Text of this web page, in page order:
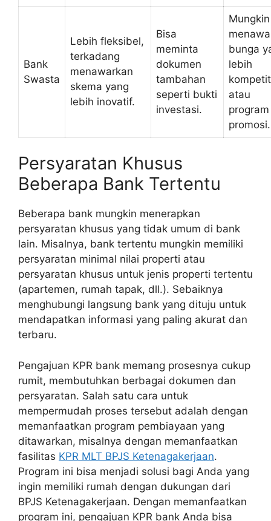
Bank
Swasta
Lebih fleksibel,
terkadang
menawarkan
skema yang
lebih inovatif.
Bisa
meminta
dokumen
tambahan
seperti bukti
investasi.
Mungkin
bunga
lebih
atau
program
promosi.
Persyaratan Khusus
Beberapa Bank Tertentu
Beberapa bank mungkin menerapkan
persyaratan khusus yang tidak umum di bank
lain. Misalnya, bank tertentu mungkin memiliki
persyaratan minimal nilai properti atau
persyaratan khusus untuk jenis properti tertentu
(apartemen, rumah tapak, dll.). Sebaiknya
menghubungi langsung bank yang dituju untuk
mendapatkan informasi yang paling akurat dan
terbaru.
Pengajuan KPR bank memang prosesnya cukup
rumit, membutuhkan berbagai dokumen dan
persyaratan. Salah satu cara untuk
mempermudah proses tersebut adalah dengan
memanfaatkan program pembiayaan yang
ditawarkan, misalnya dengan memanfaatkan
fasilitas KPR MLT BPJS Ketenagakerjaan.
Program ini bisa menjadi solusi bagi Anda yang
ingin memiliki rumah dengan dukungan dari
BPJS Ketenagakerjaan. Dengan memanfaatkan
program ini, pengajuan KPR bank Anda bisa